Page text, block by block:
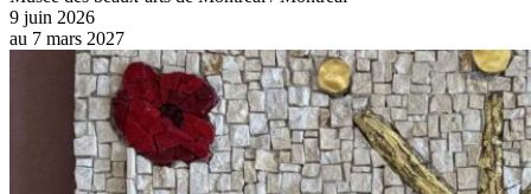
9 juin 2026
au 7 mars 2027